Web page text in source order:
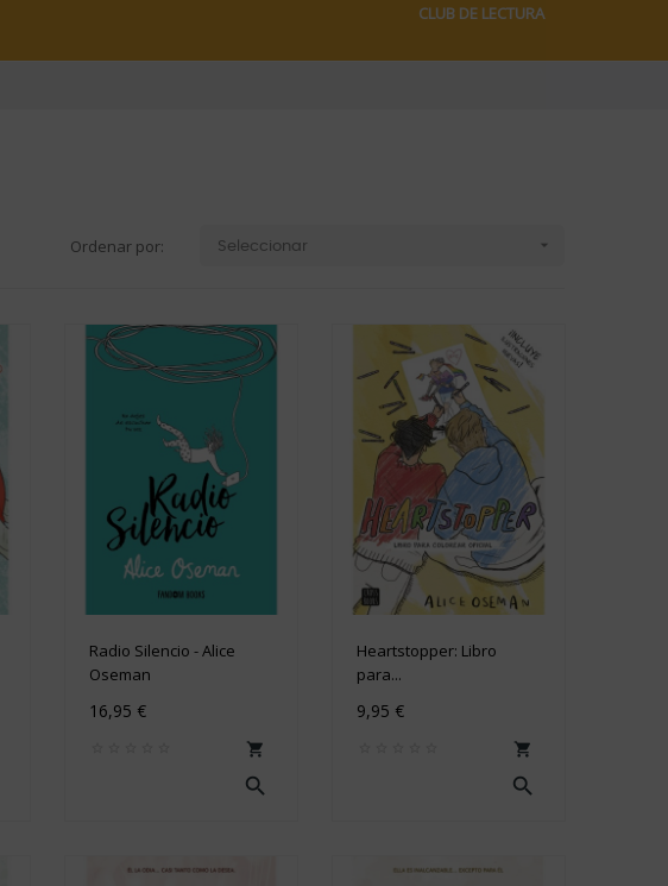
CLUB DE LECTURA
Ordenar por: Seleccionar 
Radio Silencio - Alice
Oseman
16,95 €


Heartstopper: Libro
para...
9,95 €

